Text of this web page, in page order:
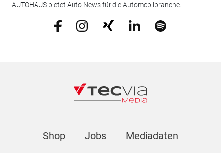
AUTOHAUS bietet Auto News für die Automobilbranche.
Shop Jobs Mediadaten